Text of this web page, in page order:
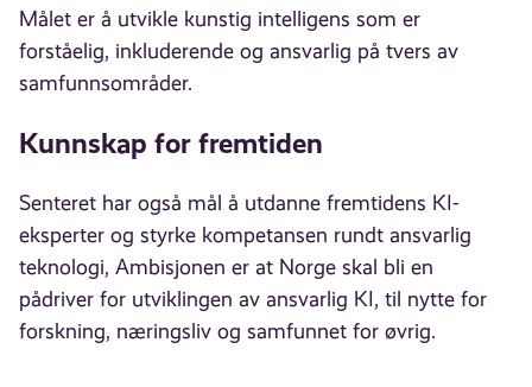
Målet er å utvikle kunstig intelligens som er
forståelig, inkluderende og ansvarlig på tvers av
samfunnsområder.
Kunnskap for fremtiden
Senteret har også mål å utdanne fremtidens KI-
eksperter og styrke kompetansen rundt ansvarlig
teknologi, Ambisjonen er at Norge skal bli en
pådriver for utviklingen av ansvarlig KI, til nytte for
forskning, næringsliv og samfunnet for øvrig.